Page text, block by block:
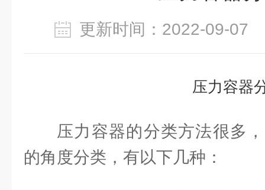
更新时间：2022-09-
压力容器
压力容器的分类方法很多
的角度分类，有以下几种：